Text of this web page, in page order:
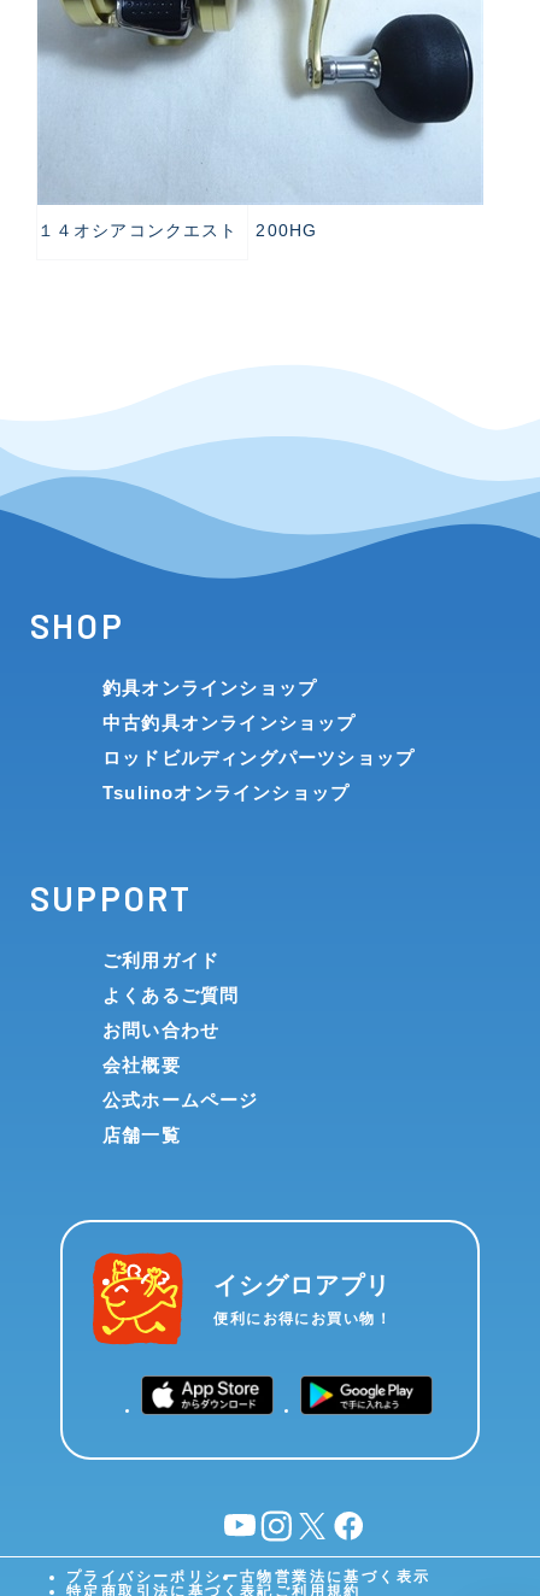
１４オシアコンクエスト 200HG
SHOP
釣具オンラインショップ
中古釣具オンラインショップ
ロッドビルディングパーツショップ
Tsulinoオンラインショップ
SUPPORT
ご利用ガイド
よくあるご質問
お問い合わせ
会社概要
公式ホームページ
店舗一覧
イシグロアプリ
便利にお得にお買い物！
YouTubeinstagram
X facebook
プライバシーポリシー古物営業法に基づく表示
特定商取引法に基づく表記 ご利用規約